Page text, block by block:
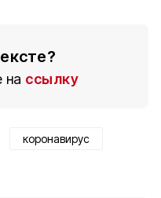
на ссылку
коронавирус